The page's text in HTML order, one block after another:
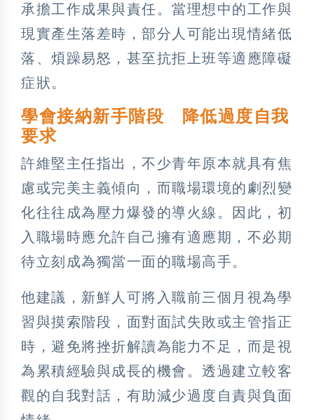
承擔工作成果與責任。當理想中的工作與
現實產生落差時，部分人可能出現情緒低
落、煩躁易怒，甚至抗拒上班等適應障礙
症狀。
學會接納新手階段 降低過度自我
要求
許維堅主任指出，不少青年原本就具有焦
慮或完美主義傾向，而職場環境的劇烈變
化往往成為壓力爆發的導火線。因此，初
入職場時應允許自己擁有適應期，不必期
待立刻成為獨當一面的職場高手。
他建議，新鮮人可將入職前三個月視為學
習與摸索階段，面對面試失敗或主管指正
時，避免將挫折解讀為能力不足，而是視
為累積經驗與成長的機會。透過建立較客
觀的自我對話，有助減少過度自責與負面